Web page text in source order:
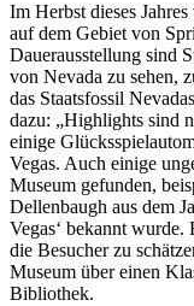
Im Herbst dieses
auf dem Gebiet von
Dauerausstellung sind
von Nevada zu sehen,
das Staatsfossil
dazu: „Highlights sind
einige
Vegas. Auch einige
Museum gefunden,
Dellenbaugh aus dem
Vegas‘ bekannt wurde.
die Besucher zu
Museum über einen
Bibliothek.